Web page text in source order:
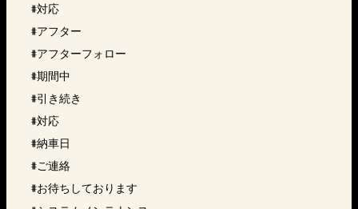
#対応
#アフター
#アフターフォロー
#期間中
#引き続き
#対応
#納車日
#ご連絡
#お待ちしております